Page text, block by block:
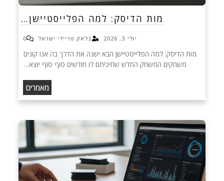
מות הדיסק: למה הפלייסטיישן…
יולי 3, 2026 בלאק פריידי ישראל 0
מות הדיסק: למה הפלייסטיישן הבא ישנה את הדרך בה אנו קונים
משחקים המשחק החדש שחיכיתם לו חודשים סוף סוף יוצא…
מאמרים